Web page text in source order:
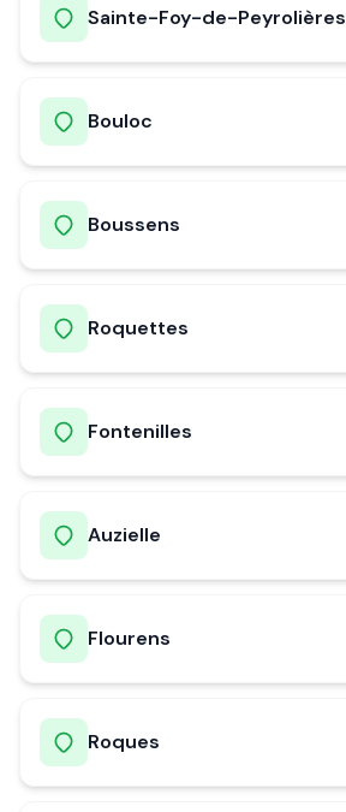
Sainte-Foy-de-Peyrolières
Bouloc
Boussens
Roquettes
Fontenilles
Auzielle
Flourens
Roques